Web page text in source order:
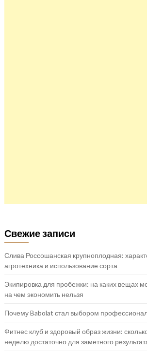
Свежие записи
Слива Россошанская крупноплодная:
агротехника и использование сорта
Экипировка для пробежки: на каких вещах
на чем экономить нельзя
Почему Babolat стал выбором
Фитнес клуб и здоровый образ жизни:
неделю достаточно для заметного